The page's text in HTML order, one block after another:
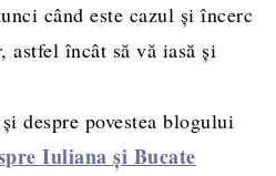
când este cazul și încerc
astfel încât să vă iasă și
despre povestea blogului
Iuliana și Bucate